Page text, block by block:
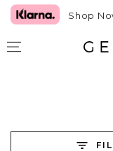
GA NAAR TEKST
Shop